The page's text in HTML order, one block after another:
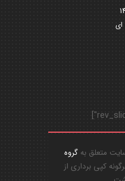
گروه
کپی برداری از